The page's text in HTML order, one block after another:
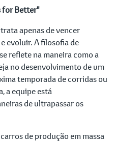
for Better"
apenas de vencer
evoluir. A filosofia de
reflete na maneira como a
no desenvolvimento de um
temporada de corridas ou
a equipe está
de ultrapassar os
de produção em massa